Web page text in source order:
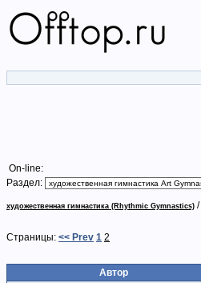
On-line:
Раздел:
художественная гимнастика (Rhythmic Gymnastics) /
Страницы: << Prev 1 2
Автор